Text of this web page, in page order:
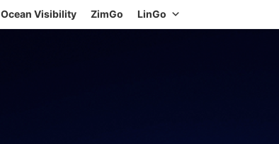
Ocean Visibility ZimGo LinGo